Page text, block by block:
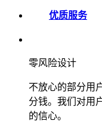
优质服务
零风险设计
不放心的部分用
分钱。我们对用
的信心。